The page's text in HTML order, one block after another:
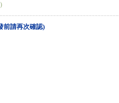
前請再次確認)